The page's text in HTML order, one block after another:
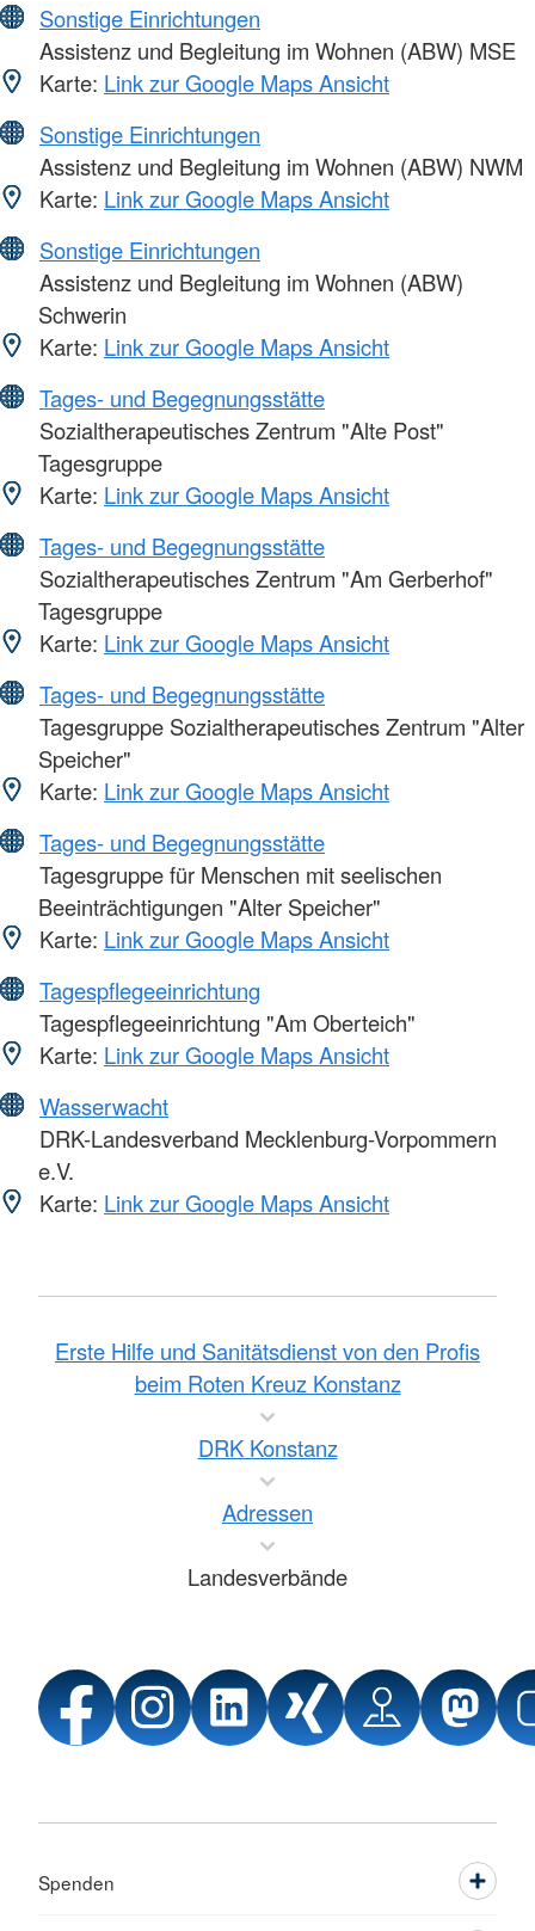
Sonstige Einrichtungen
Assistenz und Begleitung im Wohnen (ABW) MSE
Karte: Link zur Google Maps Ansicht
Sonstige Einrichtungen
Assistenz und Begleitung im Wohnen (ABW) NWM
Karte: Link zur Google Maps Ansicht
Sonstige Einrichtungen
Assistenz und Begleitung im Wohnen (ABW)
Schwerin
Karte: Link zur Google Maps Ansicht
Tages- und Begegnungsstätte
Sozialtherapeutisches Zentrum "Alte Post"
Tagesgruppe
Karte: Link zur Google Maps Ansicht
Tages- und Begegnungsstätte
Sozialtherapeutisches Zentrum "Am Gerberhof"
Tagesgruppe
Karte: Link zur Google Maps Ansicht
Tages- und Begegnungsstätte
Tagesgruppe Sozialtherapeutisches Zentrum "Alter
Speicher"
Karte: Link zur Google Maps Ansicht
Tages- und Begegnungsstätte
Tagesgruppe für Menschen mit seelischen
Beeinträchtigungen "Alter Speicher"
Karte: Link zur Google Maps Ansicht
Tagespflegeeinrichtung
Tagespflegeeinrichtung "Am Oberteich"
Karte: Link zur Google Maps Ansicht
Wasserwacht
DRK-Landesverband Mecklenburg-Vorpommern
e.V.
Karte: Link zur Google Maps Ansicht
Erste Hilfe und Sanitätsdienst von den Profis
beim Roten Kreuz Konstanz
DRK Konstanz
Adressen
Landesverbände
Spenden